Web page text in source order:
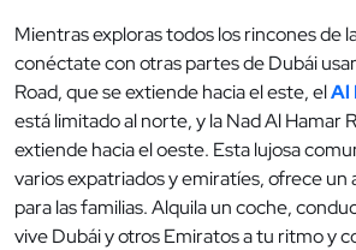
Mientras exploras todos los rincones de
conéctate con otras partes de Dubái
Road, que se extiende hacia el este, elAl
está limitado al norte, y la Nad Al Hamar
extiende hacia el oeste. Esta lujosa
varios expatriados y emiratíes, ofrece
para las familias. Alquila un coche,
vive Dubái y otros Emiratos a tu ritmo y